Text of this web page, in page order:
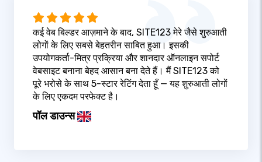
कई वेब बिल्डर आज़माने के बाद, SITE123 मेरे जैसे शुरुआती
लोगों के लिए सबसे बेहतरीन साबित हुआ। इसकी
उपयोगकर्ता-मित्र प्रक्रिया और शानदार ऑनलाइन सपोर्ट
वेबसाइट बनाना बेहद आसान बना देते हैं। मैं SITE123 को
पूरे भरोसे के साथ 5-स्टार रेटिंग देता हूँ — यह शुरुआती लोगों
के लिए एकदम परफेक्ट है।
पॉल डाउन्स